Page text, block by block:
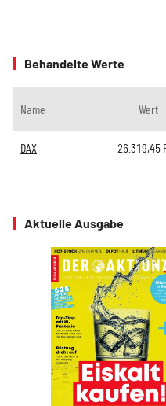
Behandelte Werte
Name Wert
DAX 26.319,45
Aktuelle Ausgabe